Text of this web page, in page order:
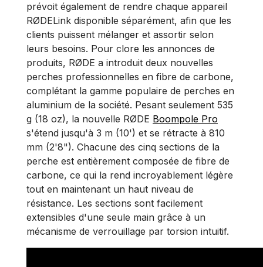
prévoit également de rendre chaque appareil
RØDELink disponible séparément, afin que les
clients puissent mélanger et assortir selon
leurs besoins. Pour clore les annonces de
produits, RØDE a introduit deux nouvelles
perches professionnelles en fibre de carbone,
complétant la gamme populaire de perches en
aluminium de la société. Pesant seulement 535
g (18 oz), la nouvelle RØDE Boompole Pro
s'étend jusqu'à 3 m (10') et se rétracte à 810
mm (2'8"). Chacune des cinq sections de la
perche est entièrement composée de fibre de
carbone, ce qui la rend incroyablement légère
tout en maintenant un haut niveau de
résistance. Les sections sont facilement
extensibles d'une seule main grâce à un
mécanisme de verrouillage par torsion intuitif.